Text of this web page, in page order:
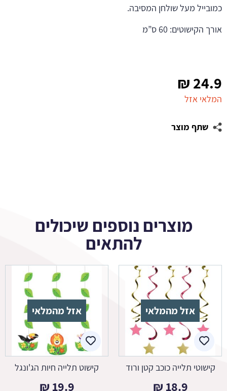
24.9
₪
המלאי אזל
שתף מוצר
כמובייל מעל שולחן המסיבה.
אורך הקישוטים: 60 ס”מ
מוצרים נוספים שיכולים
להתאים
אזל מהמלאי
קישוטי תלייה כוכב קטן ורוד
18.9
₪
אזל מהמלאי
קישוט תלייה חיות הג'ונגל
19.9
₪